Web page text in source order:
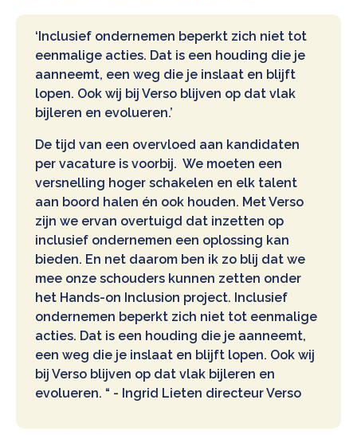
‘Inclusief ondernemen beperkt zich niet tot
eenmalige acties. Dat is een houding die je
aanneemt, een weg die je inslaat en blijft
lopen. Ook wij bij Verso blijven op dat vlak
bijleren en evolueren.’
De tijd van een overvloed aan kandidaten
per vacature is voorbij. We moeten een
versnelling hoger schakelen en elk talent
aan boord halen én ook houden. Met Verso
zijn we ervan overtuigd dat inzetten op
inclusief ondernemen een oplossing kan
bieden. En net daarom ben ik zo blij dat we
mee onze schouders kunnen zetten onder
het Hands-on Inclusion project. Inclusief
ondernemen beperkt zich niet tot eenmalige
acties. Dat is een houding die je aanneemt,
een weg die je inslaat en blijft lopen. Ook wij
bij Verso blijven op dat vlak bijleren en
evolueren. “ - Ingrid Lieten directeur Verso